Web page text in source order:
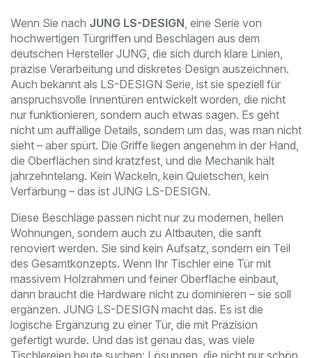
Wenn Sie nach JUNG LS-DESIGN, eine Serie von
hochwertigen Türgriffen und Beschlägen aus dem
deutschen Hersteller JUNG, die sich durch klare Linien,
präzise Verarbeitung und diskretes Design auszeichnen.
Auch bekannt als LS-DESIGN Serie, ist sie speziell für
anspruchsvolle Innentüren entwickelt worden, die nicht
nur funktionieren, sondern auch etwas sagen. Es geht
nicht um auffällige Details, sondern um das, was man nicht
sieht – aber spürt. Die Griffe liegen angenehm in der Hand,
die Oberflächen sind kratzfest, und die Mechanik hält
jahrzehntelang. Kein Wackeln, kein Quietschen, kein
Verfärbung – das ist JUNG LS-DESIGN.
Diese Beschläge passen nicht nur zu modernen, hellen
Wohnungen, sondern auch zu Altbauten, die sanft
renoviert werden. Sie sind kein Aufsatz, sondern ein Teil
des Gesamtkonzepts. Wenn Ihr Tischler eine Tür mit
massivem Holzrahmen und feiner Oberfläche einbaut,
dann braucht die Hardware nicht zu dominieren – sie soll
ergänzen. JUNG LS-DESIGN macht das. Es ist die
logische Ergänzung zu einer Tür, die mit Präzision
gefertigt wurde. Und das ist genau das, was viele